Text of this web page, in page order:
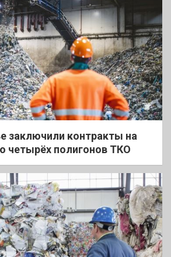
заключили контракты на
четырёх полигонов ТКО